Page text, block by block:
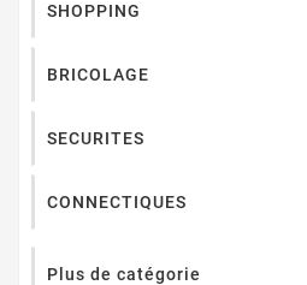
SHOPPING
BRICOLAGE
SECURITES
CONNECTIQUES
Plus de catégorie